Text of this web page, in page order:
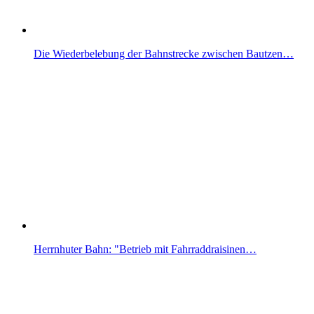
Die Wiederbelebung der Bahnstrecke zwischen Bautzen…
Herrnhuter Bahn: "Betrieb mit Fahrraddraisinen…